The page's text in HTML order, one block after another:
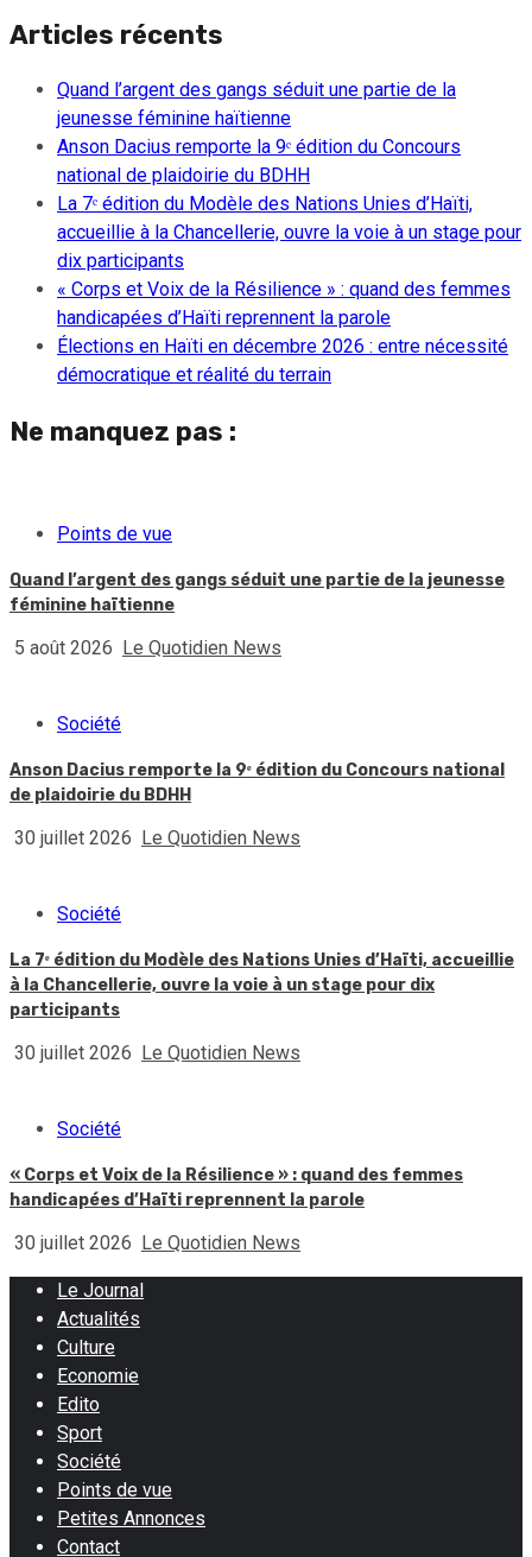
Articles récents
Quand l’argent des gangs séduit une partie de la
jeunesse féminine haïtienne
Anson Dacius remporte la 9ᵉ édition du Concours
national de plaidoirie du BDHH
La 7ᵉ édition du Modèle des Nations Unies d’Haïti,
accueillie à la Chancellerie, ouvre la voie à un stage pour
dix participants
« Corps et Voix de la Résilience » : quand des femmes
handicapées d’Haïti reprennent la parole
Élections en Haïti en décembre 2026 : entre nécessité
démocratique et réalité du terrain
Ne manquez pas :
Points de vue
Quand l’argent des gangs séduit une partie de la jeunesse
féminine haïtienne
5 août 2026 Le Quotidien News
Société
Anson Dacius remporte la 9ᵉ édition du Concours national
de plaidoirie du BDHH
30 juillet 2026 Le Quotidien News
Société
La 7ᵉ édition du Modèle des Nations Unies d’Haïti, accueillie
à la Chancellerie, ouvre la voie à un stage pour dix
participants
30 juillet 2026 Le Quotidien News
Société
« Corps et Voix de la Résilience » : quand des femmes
handicapées d’Haïti reprennent la parole
30 juillet 2026 Le Quotidien News
Le Journal
Actualités
Culture
Economie
Edito
Sport
Société
Points de vue
Petites Annonces
Contact